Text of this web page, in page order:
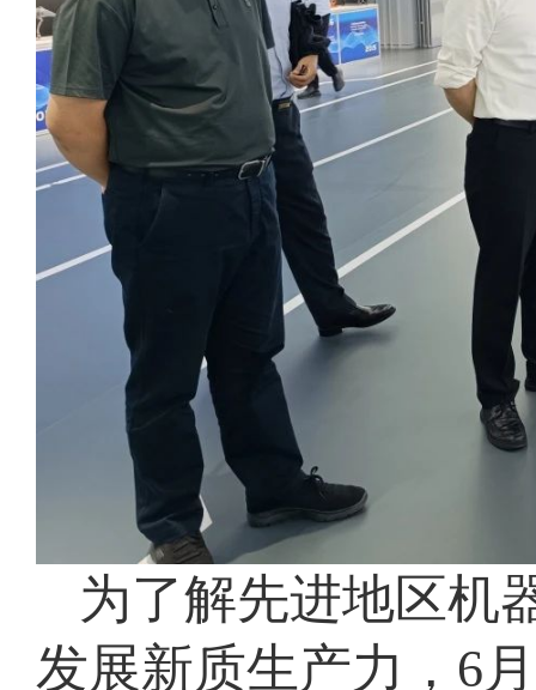
为了解先进地区机
发展新质生产力，6